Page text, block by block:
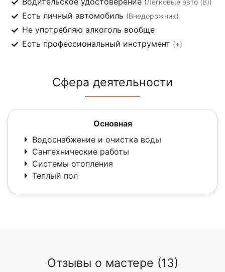
(Легковые авто (B))
Есть личный автомобиль (Внедорожник)
Не употребляю алкоголь вообще
Есть профессиональный инструмент (+)
Сфера деятельности
Основная
Водоснабжение и очистка воды
Сантехнические работы
Системы отопления
Теплый пол
Отзывы о мастере (13)